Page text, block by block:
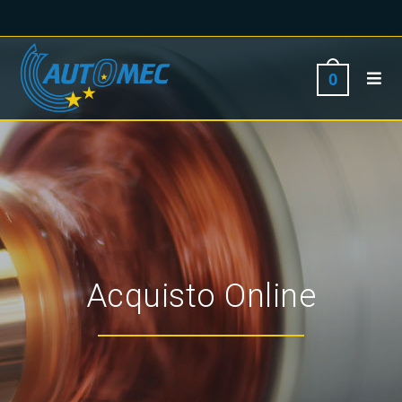
0
Acquisto Online